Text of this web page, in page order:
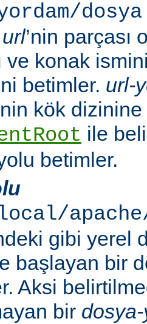
url’nin parçası
ve konak
betimler. url-
kök
ile
betimler.
gibi yerel
başlayan bir
Aksi
bir